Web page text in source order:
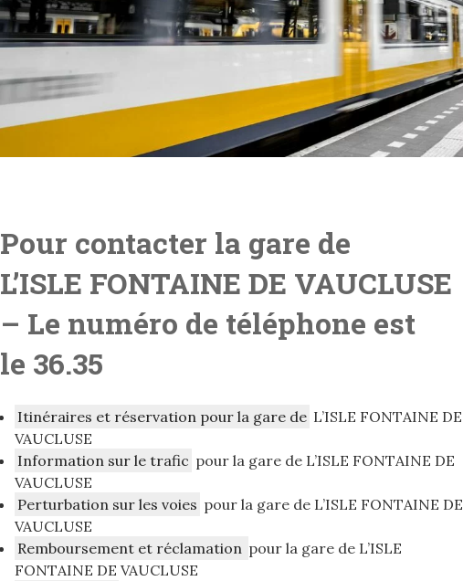
Pour contacter la gare de
L’ISLE FONTAINE DE VAUCLUSE
– Le numéro de téléphone est
le 36.35
Itinéraires et réservation pour la gare de L’ISLE FONTAINE DE
VAUCLUSE
Information sur le trafic pour la gare de L’ISLE FONTAINE DE
VAUCLUSE
Perturbation sur les voies pour la gare de L’ISLE FONTAINE DE
VAUCLUSE
Remboursement et réclamation pour la gare de L’ISLE
FONTAINE DE VAUCLUSE